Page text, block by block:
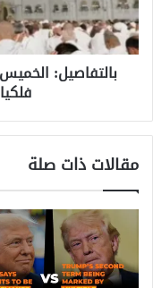
حدثا
فلكيا
نادرًا
يتكرربالتفاصيل:
مقالات ذات صلة